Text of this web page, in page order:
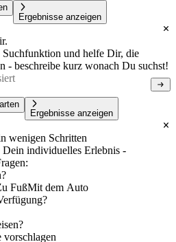
Ergebnisse anzeigen
und helfe Dir, die
- beschreibe kurz wonach Du suchst!
Ergebnisse anzeigen
wenigen Schritten
individuelles Erlebnis -
FußMit dem Auto
vorschlagen